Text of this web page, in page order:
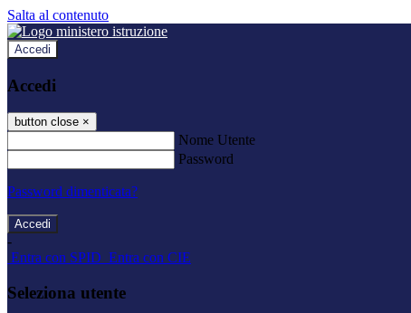
Salta al contenuto
Accedi
Accedi
button close ×
Nome Utente
Password
Password dimenticata?
-
Entra con SPID Entra con CIE
Seleziona utente